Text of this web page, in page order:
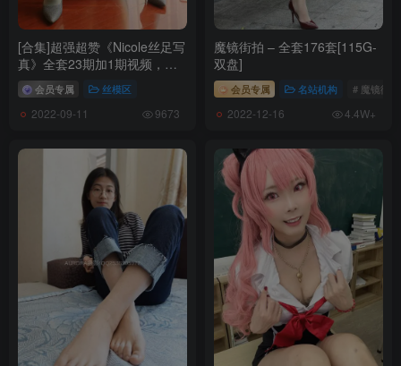
[合集]超强超赞《Nicole丝足写
真》全套23期加1期视频，大
小24.2G[新收录]
会员专属 丝模区
2022-09-11 9673
魔镜街拍 – 全套176套[115G-
双盘]
会员专属 名站机构 # 魔镜街拍
2022-12-16 4.4W+